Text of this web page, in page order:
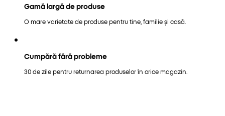
Gamă largă de produse
O mare varietate de produse pentru tine, familie și casă.
Cumpără fără probleme
30 de zile pentru returnarea produselor în orice magazin.